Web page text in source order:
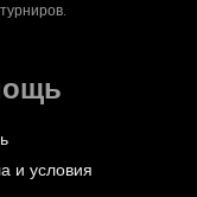
и условия